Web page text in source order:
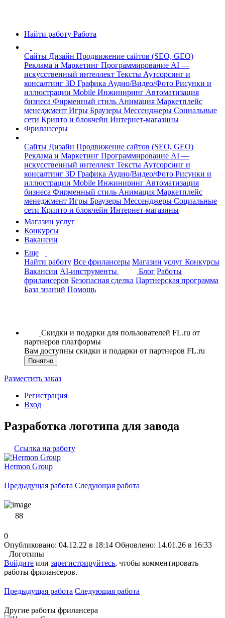
Найти работу Работа
Сайты Дизайн Продвижение сайтов (SEO, GEO)
Реклама и Маркетинг Программирование AI —
искусственный интеллект Тексты Аутсорсинг и
консалтинг 3D Графика Аудио/Видео/Фото Рисунки и
иллюстрации Mobile Инжиниринг Автоматизация
бизнеса Фирменный стиль Анимация Маркетплейс
менеджмент Игры Браузеры Мессенджеры Социальные
сети Крипто и блокчейн Интернет-магазины
Фрилансеры
Сайты Дизайн Продвижение сайтов (SEO, GEO)
Реклама и Маркетинг Программирование AI —
искусственный интеллект Тексты Аутсорсинг и
консалтинг 3D Графика Аудио/Видео/Фото Рисунки и
иллюстрации Mobile Инжиниринг Автоматизация
бизнеса Фирменный стиль Анимация Маркетплейс
менеджмент Игры Браузеры Мессенджеры Социальные
сети Крипто и блокчейн Интернет-магазины
Магазин услуг
Конкурсы
Вакансии
Еще
Найти работу Все фрилансеры Магазин услуг Конкурсы
Вакансии AI-инструменты Блог Работы
фрилансеров Безопасная сделка Партнерская программа
База знаний Помощь
Скидки и подарки для пользователей FL.ru от
партнеров платформы
Вам доступны скидки и подарки от партнеров FL.ru
Понятно
Разместить заказ
Регистрация
Вход
Разработка логотипа для завода
Ссылка на работу
Hermon Group
Предыдущая работа Следующая работа
88
0
Опубликовано: 04.12.22 в 18:14 Обновлено: 14.01.26 в 16:33
Логотипы
Войдите или зарегистрируйтесь, чтобы комментировать
работы фрилансеров.
Предыдущая работа Следующая работа
Другие работы фрилансера